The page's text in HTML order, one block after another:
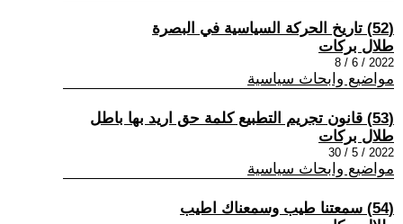
(52) تاريخ الحركة السياسية في البصرة
طلال بركات
2022 / 6 / 8
مواضيع وابحاث سياسية
(53) قانون تجريم التطبيع كلمة حق اريد بها باطل
طلال بركات
2022 / 5 / 30
مواضيع وابحاث سياسية
(54) سمعتنا طيب وسمعناك اطيب